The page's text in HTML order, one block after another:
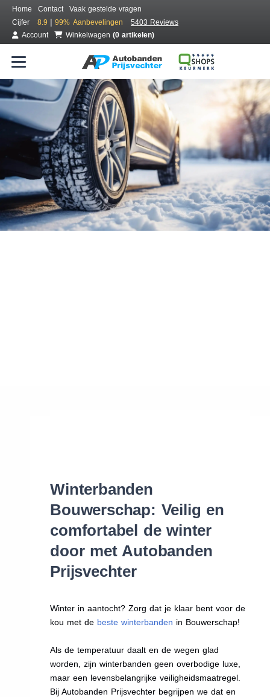
Home Contact
Vaak gestelde vragen
Cijfer
8.9 | 99% Aanbevelingen
5403 Reviews
Account
Winkelwagen (0 artikelen)
Bestel voordelig winterbanden
Gratis bezorgd of montage bij jou in de buurt
Seizoen:
Merken:
Winterbanden
Bouwerschap: Veilig en
comfortabel de winter
door met Autobanden
Prijsvechter
Winter in aantocht? Zorg dat je klaar bent voor de
kou met de beste winterbanden in Bouwerschap!
Als de temperatuur daalt en de wegen glad
worden, zijn winterbanden geen overbodige luxe,
maar een levensbelangrijke veiligheidsmaatregel.
Bij Autobanden Prijsvechter begrijpen we dat en